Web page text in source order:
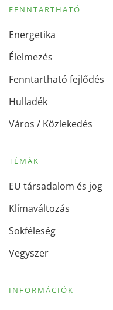
FENNTARTHATÓ
Energetika
Élelmezés
Fenntartható fejlődés
Hulladék
Város / Közlekedés
TÉMÁK
EU társadalom és jog
Klímaváltozás
Sokféleség
Vegyszer
INFORMÁCIÓK